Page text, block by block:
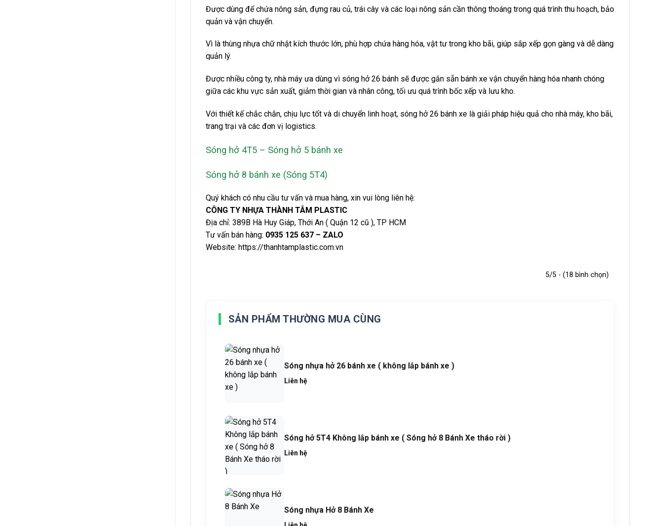
Được dùng để chứa nông sản, đựng rau củ, trái cây và các loại nông sản cần thông thoáng trong quá trình thu hoạch, bảo
quản và vận chuyển.
Vì là thùng nhựa chữ nhật kích thước lớn, phù hợp chứa hàng hóa, vật tư trong kho bãi, giúp sắp xếp gọn gàng và dễ dàng
quản lý.
Được nhiều công ty, nhà máy ưa dùng vì sóng hở 26 bánh sẽ được gắn sẵn bánh xe vận chuyển hàng hóa nhanh chóng
giữa các khu vực sản xuất, giảm thời gian và nhân công, tối ưu quá trình bốc xếp và lưu kho.
Với thiết kế chắc chắn, chịu lực tốt và di chuyển linh hoạt, sóng hở 26 bánh xe là giải pháp hiệu quả cho nhà máy, kho bãi,
trang trại và các đơn vị logistics.
Sóng hở 4T5 – Sóng hở 5 bánh xe
Sóng hở 8 bánh xe (Sóng 5T4)
Quý khách có nhu cầu tư vấn và mua hàng, xin vui lòng liên hệ:
CÔNG TY NHỰA THÀNH TÂM PLASTIC
Địa chỉ: 389B Hà Huy Giáp, Thới An ( Quận 12 cũ ), TP HCM
Tư vấn bán hàng: 0935 125 637 – ZALO
Website: https://thanhtamplastic.com.vn
5/5 - (18 bình chọn)
SẢN PHẨM THƯỜNG MUA CÙNG
Sóng nhựa hở 26 bánh xe ( không lắp bánh xe )
Liên hệ
Sóng hở 5T4 Không lắp bánh xe ( Sóng hở 8 Bánh Xe tháo rời )
Liên hệ
Sóng nhựa Hở 8 Bánh Xe